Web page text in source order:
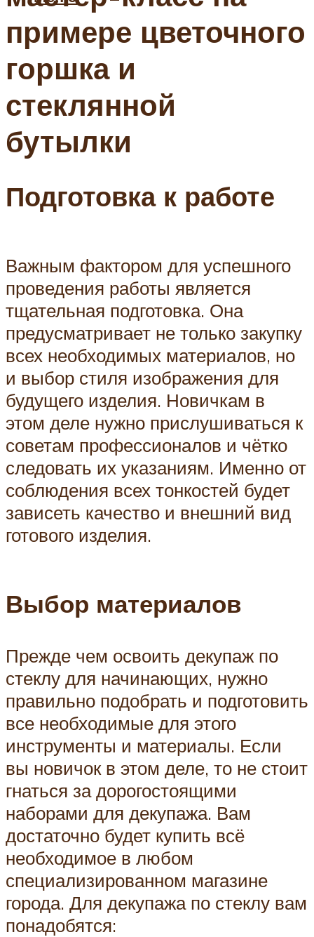
примере цветочного
горшка и
стеклянной
бутылки
Подготовка к работе
Важным фактором для успешного
проведения работы является
тщательная подготовка. Она
предусматривает не только закупку
всех необходимых материалов, но
и выбор стиля изображения для
будущего изделия. Новичкам в
этом деле нужно прислушиваться к
советам профессионалов и чётко
следовать их указаниям. Именно от
соблюдения всех тонкостей будет
зависеть качество и внешний вид
готового изделия.
Выбор материалов
Прежде чем освоить декупаж по
стеклу для начинающих, нужно
правильно подобрать и подготовить
все необходимые для этого
инструменты и материалы. Если
вы новичок в этом деле, то не стоит
гнаться за дорогостоящими
наборами для декупажа. Вам
достаточно будет купить всё
необходимое в любом
специализированном магазине
города. Для декупажа по стеклу вам
понадобятся: